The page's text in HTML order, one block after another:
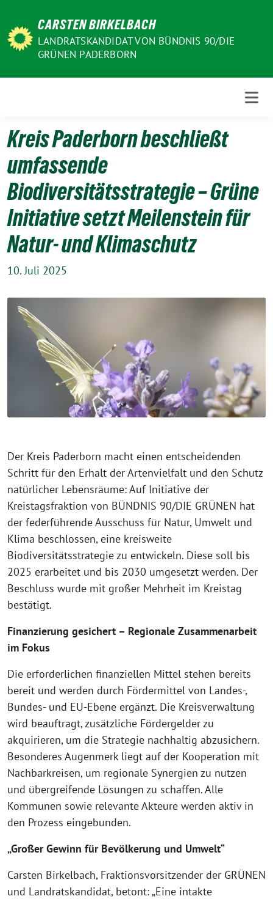
zum
Inhalt
CARSTEN BIRKELBACH
LANDRATSKANDIDAT VON BÜNDNIS 90/DIE
GRÜNEN PADERBORN
Kreis Paderborn beschließt
umfassende
Biodiversitätsstrategie – Grüne
Initiative setzt Meilenstein für
Natur- und Klimaschutz
10. Juli 2025
Der Kreis Paderborn macht einen entscheidenden
Schritt für den Erhalt der Artenvielfalt und den Schutz
natürlicher Lebensräume: Auf Initiative der
Kreistagsfraktion von BÜNDNIS 90/DIE GRÜNEN hat
der federführende Ausschuss für Natur, Umwelt und
Klima beschlossen, eine kreisweite
Biodiversitätsstrategie zu entwickeln. Diese soll bis
2025 erarbeitet und bis 2030 umgesetzt werden. Der
Beschluss wurde mit großer Mehrheit im Kreistag
bestätigt.
Finanzierung gesichert – Regionale Zusammenarbeit
im Fokus
Die erforderlichen finanziellen Mittel stehen bereits
bereit und werden durch Fördermittel von Landes-,
Bundes- und EU-Ebene ergänzt. Die Kreisverwaltung
wird beauftragt, zusätzliche Fördergelder zu
akquirieren, um die Strategie nachhaltig abzusichern.
Besonderes Augenmerk liegt auf der Kooperation mit
Nachbarkreisen, um regionale Synergien zu nutzen
und übergreifende Lösungen zu schaffen. Alle
Kommunen sowie relevante Akteure werden aktiv in
den Prozess eingebunden.
„Großer Gewinn für Bevölkerung und Umwelt“
Carsten Birkelbach, Fraktionsvorsitzender der GRÜNEN
und Landratskandidat, betont: „Eine intakte